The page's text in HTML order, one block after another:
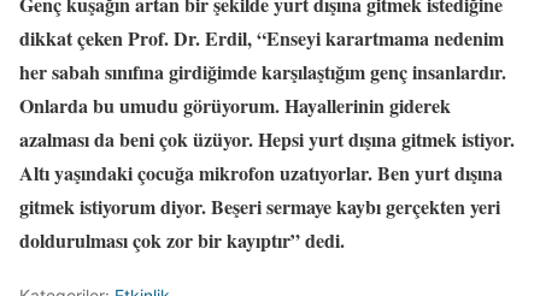
dikkat çeken Prof. Dr. Erdil, “Enseyi karartmama nedenim
her sabah sınıfına girdiğimde karşılaştığım genç insanlardır.
Onlarda bu umudu görüyorum. Hayallerinin giderek
azalması da beni çok üzüyor. Hepsi yurt dışına gitmek istiyor.
Altı yaşındaki çocuğa mikrofon uzatıyorlar. Ben yurt dışına
gitmek istiyorum diyor. Beşeri sermaye kaybı gerçekten yeri
doldurulması çok zor bir kayıptır” dedi.